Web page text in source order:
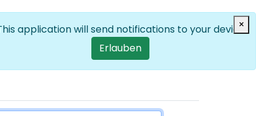
User account
Anmelden DE List additional
×
application will send notifications to your device
Erlauben